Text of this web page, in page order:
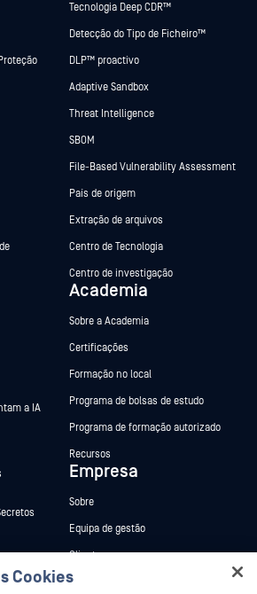
a IA
Tecnologia Deep CDR™
Detecção do Tipo de Ficheiro™
DLP™ proactivo
Adaptive Sandbox
Threat Intelligence
SBOM
File-Based Vulnerability Assessment
País de origem
Extração de arquivos
Centro de Tecnologia
Centro de investigação
Academia
Sobre a Academia
Certificações
Formação no local
Programa de bolsas de estudo
Programa de formação autorizado
Recursos
Empresa
Sobre
Equipa de gestão
Clientes
Subscrição do boletim informativo
Cookies